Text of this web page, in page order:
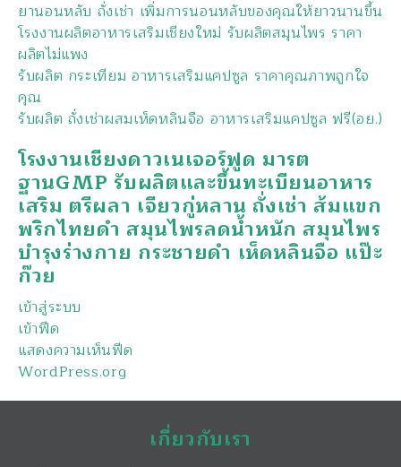
ยานอนหลับ ถั่งเช่า เพิ่มการนอนหลับของคุณให้ยาวนานขึ้น
โรงงานผลิตอาหารเสริมเชียงใหม่ รับผลิตสมุนไพร ราคา
ผลิตไม่แพง
รับผลิต กระเทียม อาหารเสริมแคปซูล ราคาคุณภาพถูกใจ
คุณ
รับผลิต ถั่งเช่าผสมเห็ดหลินจือ อาหารเสริมแคปซูล ฟรี(อย.)
โรงงานเชียงดาวเนเจอร์ฟูด มารต
ฐานGMP รับผลิตและขึ้นทะเบียนอาหาร
เสริม ตรีผลา เจียวกู่หลาน ถั่งเช่า ส้มแขก
พริกไทยดำ สมุนไพรลดน้ำหนัก สมุนไพร
บำรุงร่างกาย กระชายดำ เห็ดหลินจือ แป๊ะ
ก๊วย
เข้าสู่ระบบ
เข้าฟีด
แสดงความเห็นฟีด
WordPress.org
เกี่ยวกับเรา